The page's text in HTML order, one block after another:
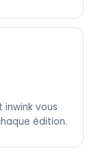
inwink vous
édition.